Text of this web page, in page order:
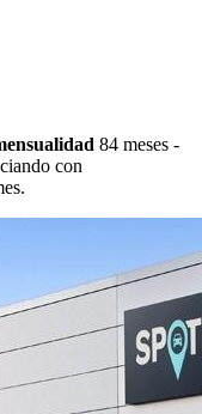
84 meses -
con